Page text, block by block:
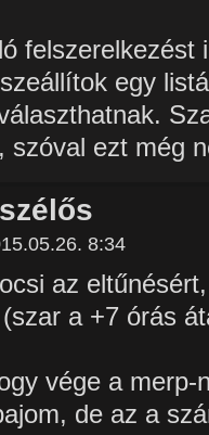
felszerelkezést
egy
szóval ezt még
8:34
az
(szar a +7 órás
vége a
de az a